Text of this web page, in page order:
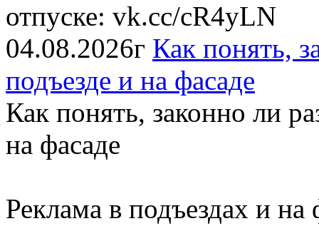
отпуске: vk.cc/cR4yLN
04.08.2026г Как понять,
подъезде и на фасаде
Как понять, законно ли
на фасаде
Реклама в подъездах и